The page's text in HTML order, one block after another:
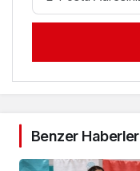
Benzer Haberler